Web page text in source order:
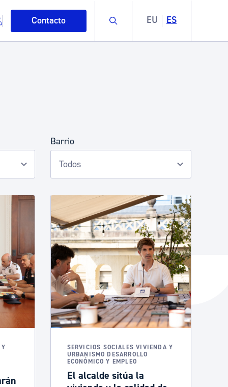
Contacto Buscar EU ES
empleo
y convivencia
Barrio
SERVICIOS SOCIALES VIVIENDA Y
URBANISMO DESARROLLO
ECONÓMICO Y EMPLEO
El alcalde sitúa la